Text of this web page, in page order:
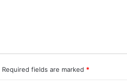
Required fields are marked *